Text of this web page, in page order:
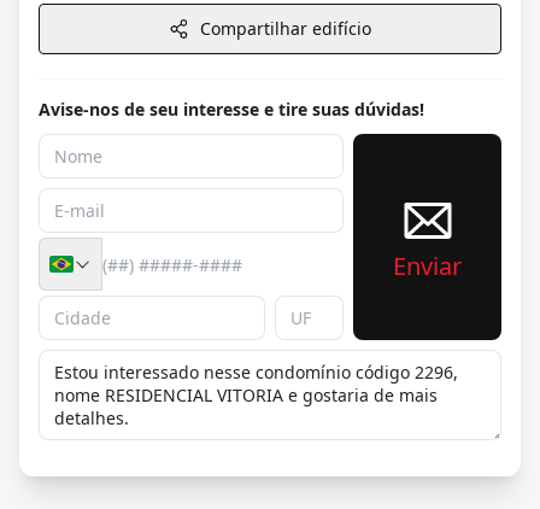
Compartilhar edifício
Avise-nos de seu interesse e tire suas dúvidas!
Enviar